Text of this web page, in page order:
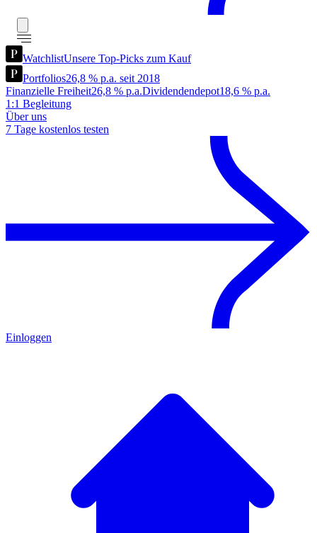
WatchlistUnsere Top-Picks zum Kauf
Portfolios26,8 % p.a. seit 2018
Finanzielle Freiheit26,8 % p.a.Dividendendepot18,6 % p.a.
1:1 Begleitung
Über uns
7 Tage kostenlos testen
Einloggen